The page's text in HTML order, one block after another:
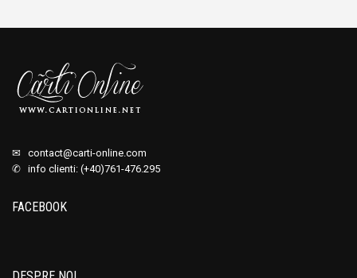
✉ contact@carti-online.com
✆ info clienti: (+40)761-476.295
FACEBOOK